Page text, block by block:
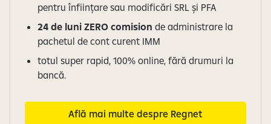
pentru înființare sau modificări SRL și PFA
24 de luni ZERO comision de administrare la
pachetul de cont curent IMM
totul super rapid, 100% online, fără drumuri la
bancă.
Află mai multe despre Regnet